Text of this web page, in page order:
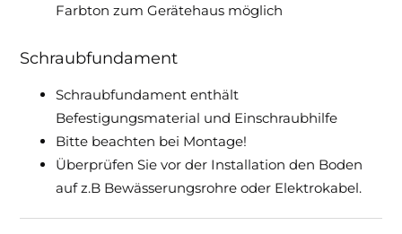
Farbton zum Gerätehaus möglich
Schraubfundament
Schraubfundament enthält
Befestigungsmaterial und Einschraubhilfe
Bitte beachten bei Montage!
Überprüfen Sie vor der Installation den Boden
auf z.B Bewässerungsrohre oder Elektrokabel.